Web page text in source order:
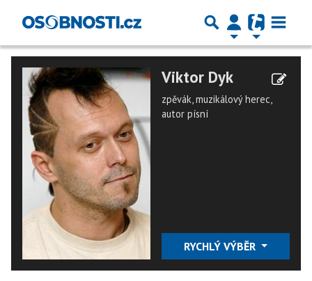
Viktor Dyk
zpěvák, muzikálový herec,
autor písní
RYCHLÝ VÝBĚR